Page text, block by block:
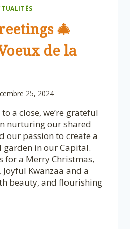
🎄
de la
25, 2024
a close, we’re grateful
nurturing our shared
our passion to create a
in our Capital.
for a Merry Christmas,
Kwanzaa and a
beauty, and flourishing